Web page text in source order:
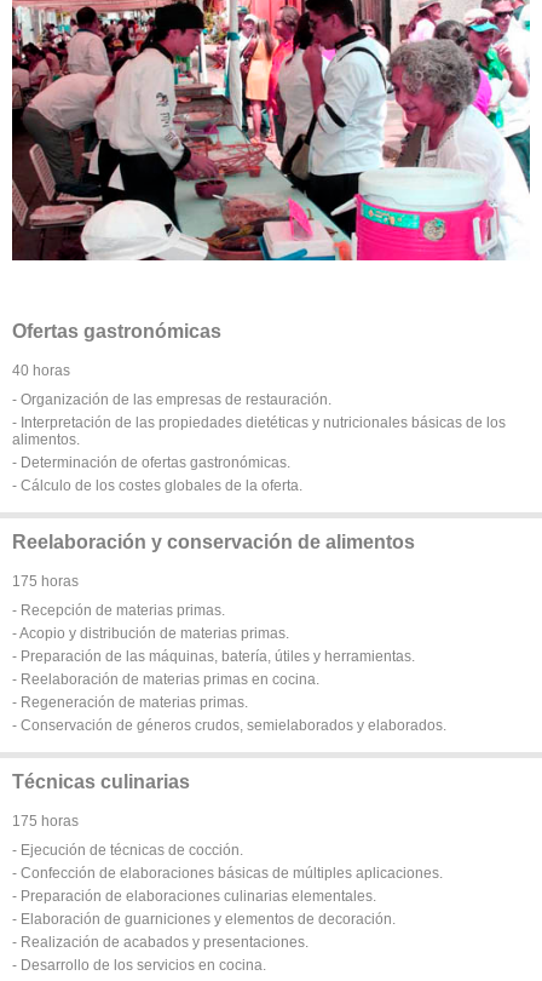
Ofertas gastronómicas
40 horas
- Organización de las empresas de restauración.
- Interpretación de las propiedades dietéticas y nutricionales básicas de los
alimentos.
- Determinación de ofertas gastronómicas.
- Cálculo de los costes globales de la oferta.
Reelaboración y conservación de alimentos
175 horas
- Recepción de materias primas.
- Acopio y distribución de materias primas.
- Preparación de las máquinas, batería, útiles y herramientas.
- Reelaboración de materias primas en cocina.
- Regeneración de materias primas.
- Conservación de géneros crudos, semielaborados y elaborados.
Técnicas culinarias
175 horas
- Ejecución de técnicas de cocción.
- Confección de elaboraciones básicas de múltiples aplicaciones.
- Preparación de elaboraciones culinarias elementales.
- Elaboración de guarniciones y elementos de decoración.
- Realización de acabados y presentaciones.
- Desarrollo de los servicios en cocina.